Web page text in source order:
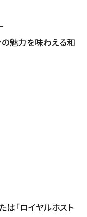
の魅力を味わえる和
は「ロイヤルホスト